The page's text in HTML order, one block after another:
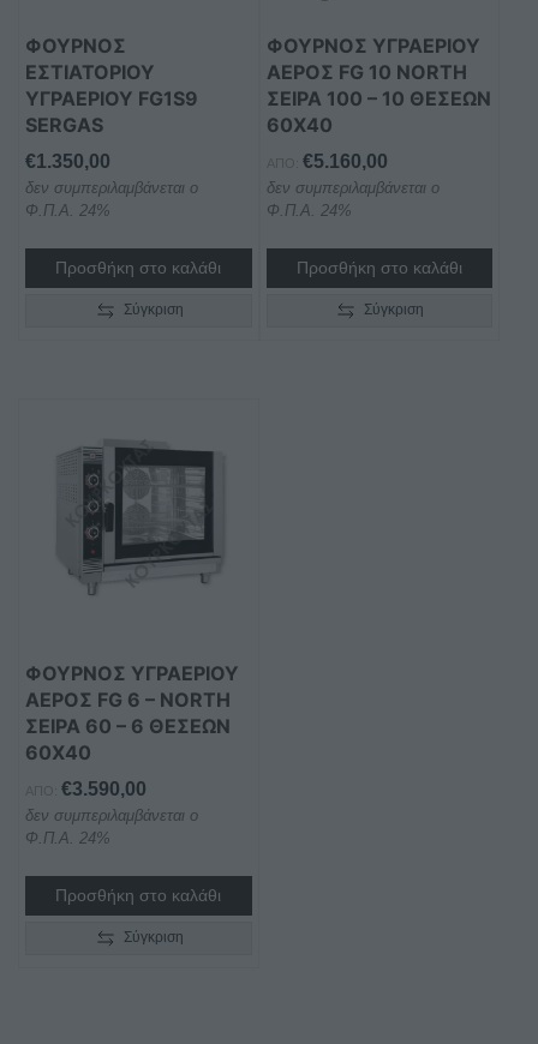
ΦΟΥΡΝΟΣ
ΕΣΤΙΑΤΟΡΙΟΥ
ΥΓΡΑΕΡΙΟΥ FG1S9
SERGAS
€1.350,00
δεν συμπεριλαμβάνεται ο
Φ.Π.Α. 24%
Προσθήκη στο καλάθι
Σύγκριση
ΦΟΥΡΝΟΣ ΥΓΡΑΕΡΙΟΥ
ΑΕΡΟΣ FG 10 NORTH
ΣΕΙΡΑ 100 – 10 ΘΕΣΕΩΝ
60Χ40
ΑΠΌ: €5.160,00
δεν συμπεριλαμβάνεται ο
Φ.Π.Α. 24%
Προσθήκη στο καλάθι
Σύγκριση
ΦΟΥΡΝΟΣ ΥΓΡΑΕΡΙΟΥ
ΑΕΡΟΣ FG 6 – NORTH
ΣΕΙΡΑ 60 – 6 ΘΕΣΕΩΝ
60Χ40
ΑΠΌ: €3.590,00
δεν συμπεριλαμβάνεται ο
Φ.Π.Α. 24%
Προσθήκη στο καλάθι
Σύγκριση